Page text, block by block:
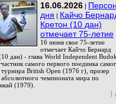
16.06.2026 |
дня | Кайчо
Кретон (10 дан)
отмечает 75-летие
16 июня свое 75-летие
отмечает Кайчо Бернард
дан) - глава World Independent
самого первого поединка
турнира British Open (1976 г), призер
абсолютного чемпионата мира по
(1979).
|